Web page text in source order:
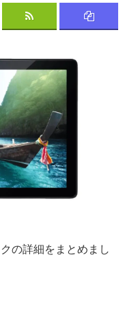
の詳細をまとめまし